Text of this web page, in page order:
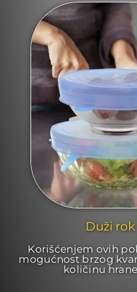
Duži
Korišćenjem ovih
mogućnost brzog
količinu